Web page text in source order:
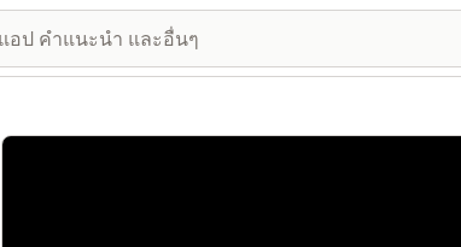
แกลเลอรีรูปภาพที่แสดง